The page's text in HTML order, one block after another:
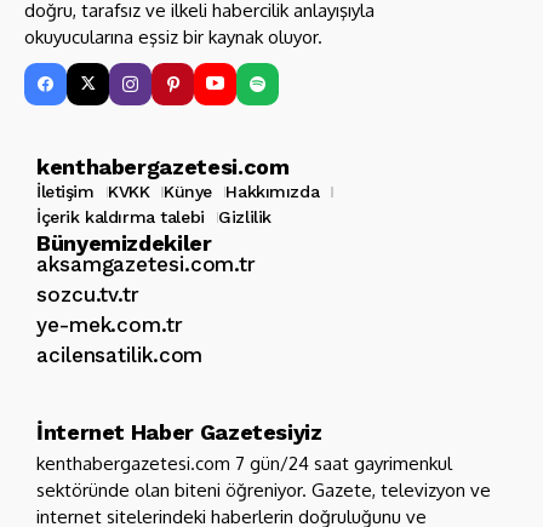
doğru, tarafsız ve ilkeli habercilik anlayışıyla
okuyucularına eşsiz bir kaynak oluyor.
kenthabergazetesi.com
İletişim KVKK Künye
Hakkımızda
İçerik kaldırma talebi
Gizlilik
Bünyemizdekiler
aksamgazetesi.com.tr
sozcu.tv.tr
ye-mek.com.tr
acilensatilik.com
İnternet Haber Gazetesiyiz
kenthabergazetesi.com 7 gün/24 saat gayrimenkul
sektöründe olan biteni öğreniyor. Gazete, televizyon ve
internet sitelerindeki haberlerin doğruluğunu ve